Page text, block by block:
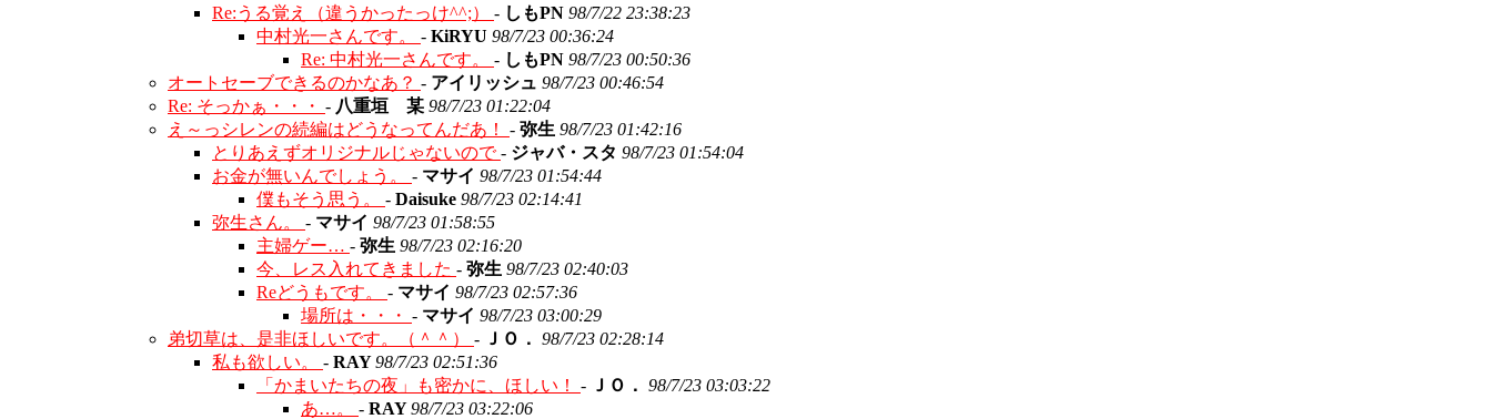
Re:うる覚え（違うかったっけ^^;） - しもPN 98/7/22 23:38:23
中村光一さんです。 - KiRYU 98/7/23 00:36:24
Re: 中村光一さんです。 - しもPN 98/7/23 00:50:36
オートセーブできるのかなあ？ - アイリッシュ 98/7/23 00:46:54
Re: そっかぁ・・・ - 八重垣 某 98/7/23 01:22:04
え～っシレンの続編はどうなってんだあ！ - 弥生 98/7/23 01:42:16
とりあえずオリジナルじゃないので- ジャバ・スタ 98/7/23 01:54:04
お金が無いんでしょう。 - マサイ 98/7/23 01:54:44
僕もそう思う。 - Daisuke 98/7/23 02:14:41
弥生さん。 - マサイ 98/7/23 01:58:55
主婦ゲー… - 弥生 98/7/23 02:16:20
今、レス入れてきました - 弥生 98/7/23 02:40:03
Reどうもです。 - マサイ 98/7/23 02:57:36
場所は・・・ - マサイ 98/7/23 03:00:29
弟切草は、是非ほしいです。（＾＾） - ＪＯ． 98/7/23 02:28:14
私も欲しい。 - RAY98/7/23 02:51:36
「かまいたちの夜」も密かに、ほしい！ - ＪＯ． 98/7/23 03:03:22
あ…。 - RAY98/7/23 03:22:06